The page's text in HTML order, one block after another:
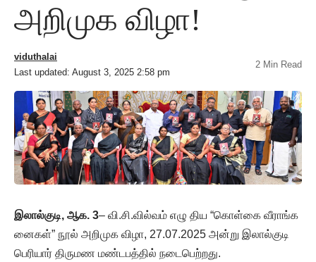
அறிமுக விழா!
Last updated: August 3, 2025 2:58 pm
viduthalai
2 Min Read
இலால்குடி, ஆக. 3– வி.சி.வில்வம் எழு திய “கொள்கை வீராங்க
னைகள்” நூல் அறிமுக விழா, 27.07.2025 அன்று இலால்குடி
பெரியார் திருமண மண்டபத்தில் நடைபெற்றது.